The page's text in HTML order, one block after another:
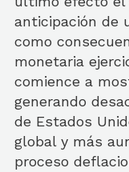
anticipación de
como
monetaria
comience a
generando
de Estados
global y más
proceso